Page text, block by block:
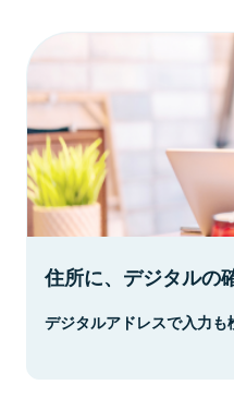
住所に、デジタルの
デジタルアドレスで入力も